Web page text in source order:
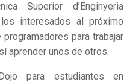
Superior d’Enginyeria
interesados al próximo
para trabajar
aprender unos de otros.
para estudiantes en